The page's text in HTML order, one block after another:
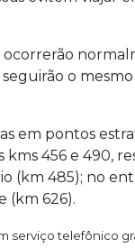
ocorrerão
o
em pontos
kms 456 e 490,
(km 485); no
(km 626).
serviço telefônico